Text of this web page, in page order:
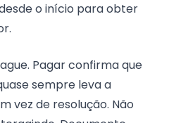
o início para obter
Pagar confirma que
sempre leva a
vez de resolução. Não